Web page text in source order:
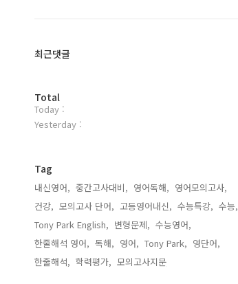
최근댓글
방
문
자
Total
Today :
Yesterday :
Tag
내신영어, 중간고사대비, 영어독해, 영어모의고사,
건강, 모의고사 단어, 고등영어내신, 수능특강, 수능,
Tony Park English, 변형문제, 수능영어,
한줄해석 영어, 독해, 영어, Tony Park, 영단어,
한줄해석, 학력평가, 모의고사지문,